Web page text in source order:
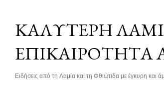
ΚΑΛΎΤΕΡΗ
ΕΠΙΚΑΙΡΌΤΗΤΑ
Ειδήσεις από τη Λαμία και τη Φθιώτιδα με έγκυρη και